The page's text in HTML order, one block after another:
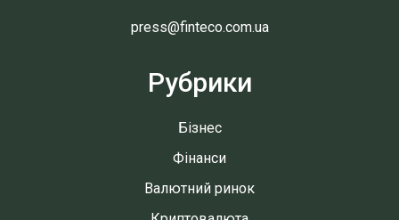
press@finteco.com.ua
Рубрики
Бізнес
Фінанси
Валютний ринок